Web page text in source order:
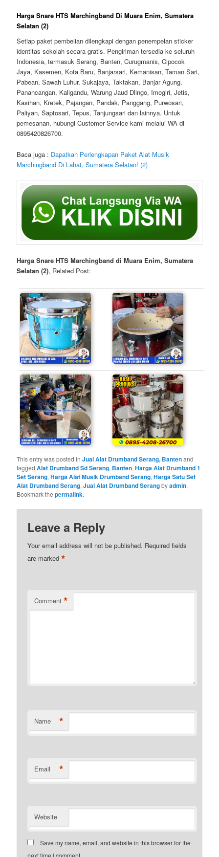
Harga Snare HTS Marchingband Di Muara Enim, Sumatera
Selatan (2)
Setiap paket pembelian dilengkapi dengan penempelan sticker
identitas sekolah secara gratis. Pengiriman tersedia ke seluruh
Indonesia, termasuk Serang, Banten, Curugmanis, Cipocok
Jaya, Kasemen, Kota Baru, Banjarsari, Kemanisan, Taman Sari,
Pabean, Sawah Luhur, Sukajaya, Taktakan, Banjar Agung,
Panancangan, Kaligandu, Warung Jaud Dlingo, Imogiri, Jetis,
Kasihan, Kretek, Pajangan, Pandak, Panggang, Purwosari,
Paliyan, Saptosari, Tepus, Tanjungsari dan lainnya. Untuk
pemesanan, hubungi Customer Service kami melalui WA di
0895420826700.
Baca juga : Dapatkan Perlengkapan Paket Alat Musik
Marchingband Di Lahat, Sumatera Selatan! (2)
Harga Snare HTS Marchingband di Muara Enim, Sumatera
Selatan (2), Related Post:
This entry was posted inJual Alat Drumband Serang, Bantenand
taggedAlat Drumband Sd Serang, Banten,Harga Alat Drumband 1
Set Serang,Harga Alat Musik Drumband Serang,Harga Satu Set
Alat Drumband Serang,Jual Alat Drumband Serangbyadmin.
Bookmark thepermalink.
Leave a Reply
Your email address will not be published. Required fields
are marked*
Comment *
Name *
Email *
Website
Save my name, email, and website in this browser for the